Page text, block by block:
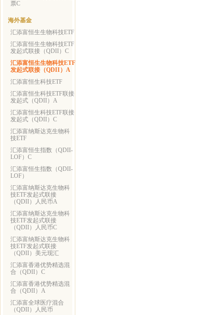
票C
海外基金
汇添富恒生生物科技ETF
汇添富恒生生物科技ETF
发起式联接（QDII）C
汇添富恒生生物科技ETF
发起式联接（QDII）A
汇添富恒生科技ETF
汇添富恒生科技ETF联接
发起式（QDII）A
汇添富恒生科技ETF联接
发起式（QDII）C
汇添富纳斯达克生物科
技ETF
汇添富恒生指数（QDII-
LOF）C
汇添富恒生指数（QDII-
LOF）
汇添富纳斯达克生物科
技ETF发起式联接
（QDII）人民币A
汇添富纳斯达克生物科
技ETF发起式联接
（QDII）人民币C
汇添富纳斯达克生物科
技ETF发起式联接
（QDII）美元现汇
汇添富香港优势精选混
合（QDII）C
汇添富香港优势精选混
合（QDII）A
汇添富全球医疗混合
（QDII）人民币